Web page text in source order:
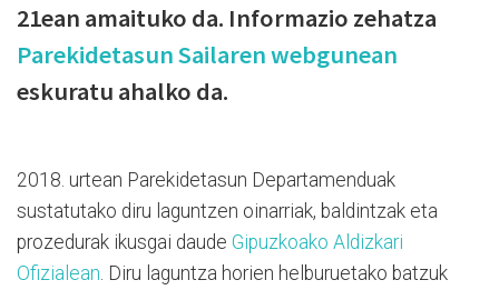
21ean amaituko da. Informazio zehatza
Parekidetasun Sailaren webgunean
eskuratu ahalko da.
2018. urtean Parekidetasun Departamenduak
sustatutako diru laguntzen oinarriak, baldintzak eta
prozedurak ikusgai daude Gipuzkoako Aldizkari
Ofizialean. Diru laguntza horien helburuetako batzuk